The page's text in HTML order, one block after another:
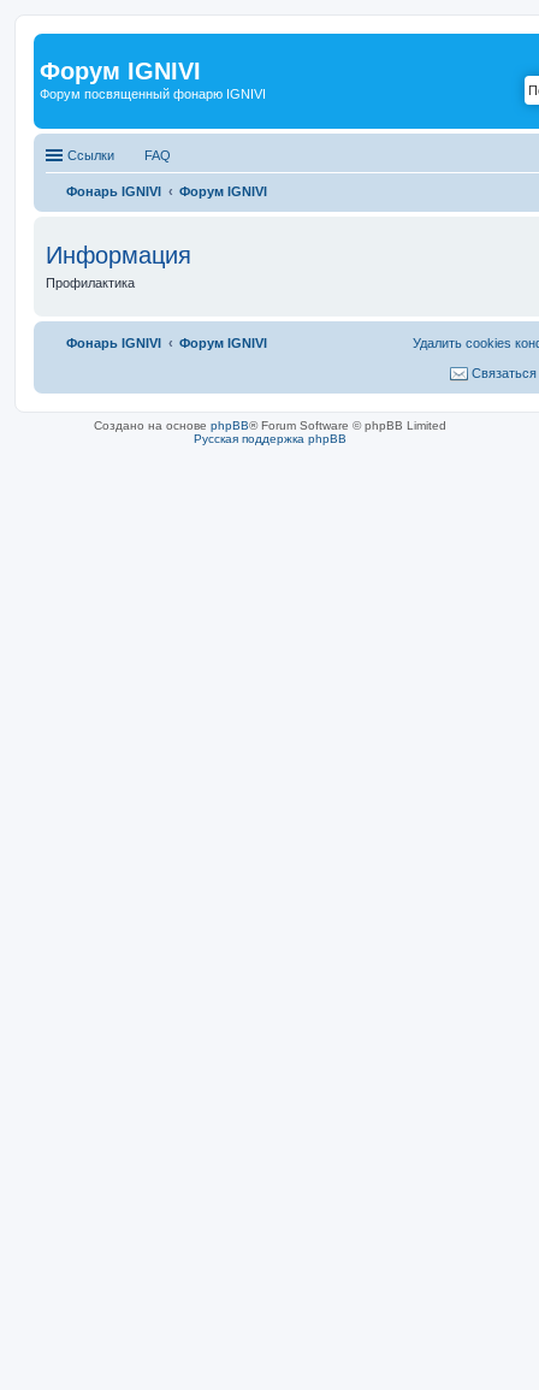
Форум IGNIVI
Форум посвященный фонарю IGNIVI
Ссылки FAQ
Фонарь IGNIVI Форум IGNIVI
Информация
Профилактика
Фонарь IGNIVI Форум IGNIVI Удалить cookies
Создано на основе phpBB® Forum Software © phpBB Limited
Русская поддержка phpBB